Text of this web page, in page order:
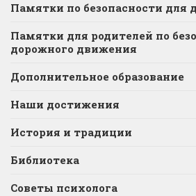
Памятки по безопасности для
Памятки для родителей по
дорожного движения
Дополнительное образование
Наши достижения
История и традиции
Библиотека
Советы психолога